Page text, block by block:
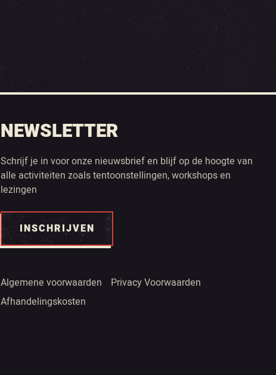
NEWSLETTER
Schrijf je in voor onze nieuwsbrief en blijf op de hoogte van
alle activiteiten zoals tentoonstellingen, workshops en
lezingen
INSCHRIJVEN
Algemene voorwaarden
Privacy Voorwaarden
Afhandelingskosten